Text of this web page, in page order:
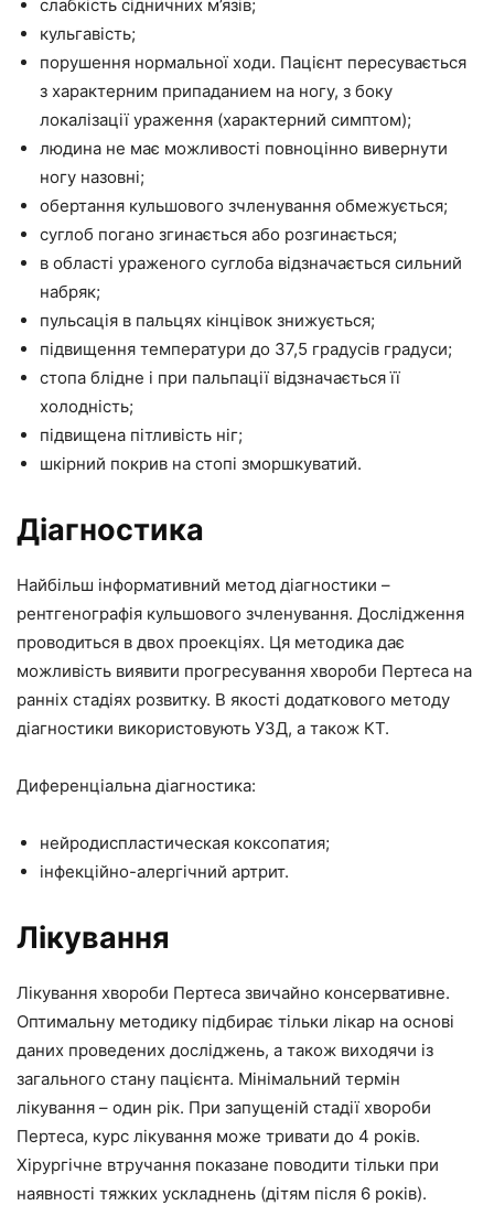
слабкість сідничних м’язів;
кульгавість;
порушення нормальної ходи. Пацієнт пересувається
з характерним припаданием на ногу, з боку
локалізації ураження (характерний симптом);
людина не має можливості повноцінно вивернути
ногу назовні;
обертання кульшового зчленування обмежується;
суглоб погано згинається або розгинається;
в області ураженого суглоба відзначається сильний
набряк;
пульсація в пальцях кінцівок знижується;
підвищення температури до 37,5 градусів градуси;
стопа блідне і при пальпації відзначається її
холодність;
підвищена пітливість ніг;
шкірний покрив на стопі зморшкуватий.
Діагностика
Найбільш інформативний метод діагностики –
рентгенографія кульшового зчленування. Дослідження
проводиться в двох проекціях. Ця методика дає
можливість виявити прогресування хвороби Пертеса на
ранніх стадіях розвитку. В якості додаткового методу
діагностики використовують УЗД, а також КТ.
Диференціальна діагностика:
нейродиспластическая коксопатия;
інфекційно-алергічний артрит.
Лікування
Лікування хвороби Пертеса звичайно консервативне.
Оптимальну методику підбирає тільки лікар на основі
даних проведених досліджень, а також виходячи із
загального стану пацієнта. Мінімальний термін
лікування – один рік. При запущеній стадії хвороби
Пертеса, курс лікування може тривати до 4 років.
Хірургічне втручання показане поводити тільки при
наявності тяжких ускладнень (дітям після 6 років).